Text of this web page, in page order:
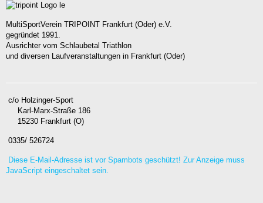
MultiSportVerein TRIPOINT Frankfurt (Oder) e.V.
gegründet 1991.
Ausrichter vom Schlaubetal Triathlon
und diversen Laufveranstaltungen in Frankfurt (Oder)
c/o Holzinger-Sport
Karl-Marx-Straße 186
15230 Frankfurt (O)
0335/ 526724
Diese E-Mail-Adresse ist vor Spambots geschützt! Zur Anzeige muss
JavaScript eingeschaltet sein.